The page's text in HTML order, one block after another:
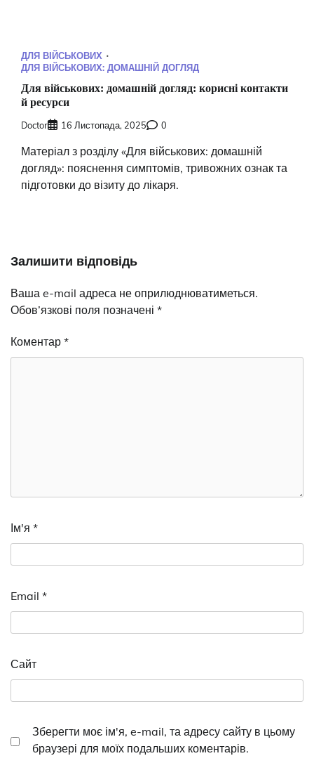
ДЛЯ ВІЙСЬКОВИХ
ДЛЯ ВІЙСЬКОВИХ: ДОМАШНІЙ ДОГЛЯД
Для військових: домашній догляд: корисні контакти
й ресурси
Doctor 16 Листопада, 2025 0
Матеріал з розділу «Для військових: домашній
догляд»: пояснення симптомів, тривожних ознак та
підготовки до візиту до лікаря.
Залишити відповідь
Ваша e-mail адреса не оприлюднюватиметься.
Обов’язкові поля позначені *
Коментар *
Ім'я *
Email *
Сайт
Зберегти моє ім'я, e-mail, та адресу сайту в цьому
браузері для моїх подальших коментарів.